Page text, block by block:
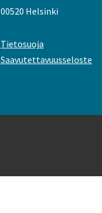
00520 Helsinki
Tietosuoja
Saavutettavuusseloste